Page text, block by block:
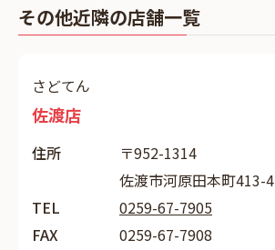
その他近隣の店舗一覧
さどてん
佐渡店
住所
〒952-1314
佐渡市河原田本町413-4
TEL
0259-67-7905
FAX
0259-67-7908